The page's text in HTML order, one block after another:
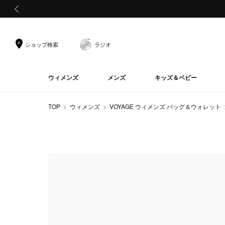
ショップ検索 ラジオ
ウィメンズ メンズ キッズ＆ベビー
TOP ウィメンズ VOYAGE ウィメンズ バッグ＆ウォレット